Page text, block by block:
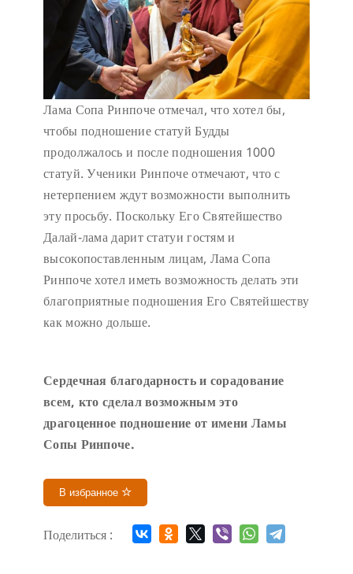
Лама Сопа Ринпоче отмечал, что хотел бы,
чтобы подношение статуй Будды
продолжалось и после подношения 1000
статуй. Ученики Ринпоче отмечают, что с
нетерпением ждут возможности выполнить
эту просьбу. Поскольку Его Святейшество
Далай-лама дарит статуи гостям и
высокопоставленным лицам, Лама Сопа
Ринпоче хотел иметь возможность делать эти
благоприятные подношения Его Святейшеству
как можно дольше.
Сердечная благодарность и сорадование
всем, кто сделал возможным это
драгоценное подношение от имени Ламы
Сопы Ринпоче.
В избранное
Поделиться :